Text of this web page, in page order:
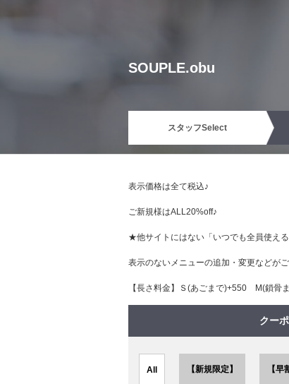
SOUPLE.obu
スタッフSelect
表示価格は全て税込♪
ご新規様はALL20%off♪
★他サイトにはない「いつでも全員使え
表示のないメニューの追加・変更などが
【長さ料金】Ｓ(あごまで)+550 М(鎖
クー
All 【新規限定】 【早